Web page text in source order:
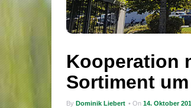
Kooperation
Sortiment um
By Dominik Liebert • On 14. Oktober